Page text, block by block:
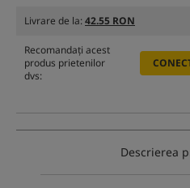
Livrare de la:42.55 RON
Recomandați acest
produs prietenilor
dvs:
Descrierea